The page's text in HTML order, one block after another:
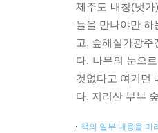
제주도 내창(냇
들을 만나야만
고, 숲해설가광주
다. 나무의 눈으
것없다고 여기던
다. 지리산 부부
책의 일부 내용을 미